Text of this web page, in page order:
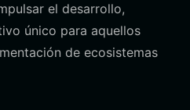
el desarrollo,
único para aquellos
de ecosistemas